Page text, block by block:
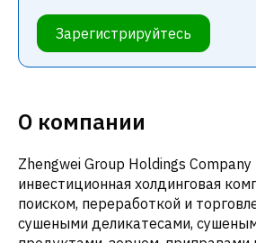
Зарегистрируйтесь
О компании
Zhengwei Group Holdings Company
инвестиционная холдинговая
поиском, переработкой и
сушеными деликатесами,